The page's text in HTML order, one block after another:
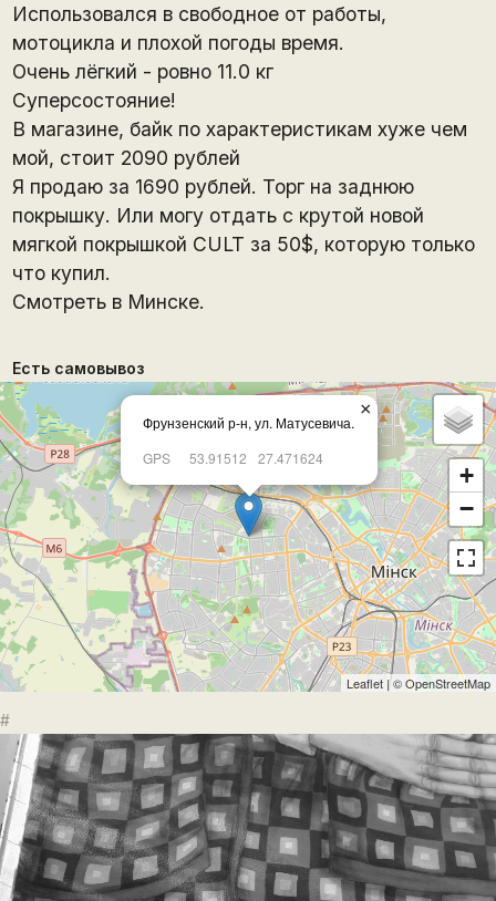
Использовался в свободное от работы,
мотоцикла и плохой погоды время.
Очень лёгкий - ровно 11.0 кг
Суперсостояние!
В магазине, байк по характеристикам хуже чем
мой, стоит 2090 рублей
Я продаю за 1690 рублей. Торг на заднюю
покрышку. Или могу отдать с крутой новой
мягкой покрышкой CULT за 50$, которую только
что купил.
Смотреть в Минске.
Есть самовывоз
Фрунзенский р-н, ул. Матусевича.
GPS
53.91512 27.471624
×
+
−
Leaflet | ©OpenStreetMap
#